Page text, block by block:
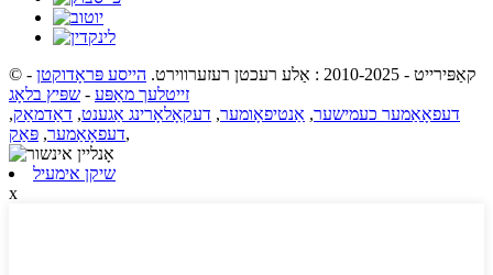
© קאַפּירייט - 2010-2025 : אַלע רעכטן רעזערווירט. הייסע פּראָדוקטן -
זייטלעך מאַפּע - שפּיץ בלאָג
דעפאָאַמער כעמישער, אַנטיפאָומער, דעקאָלאָרינג אַגענט, דאַדמאַק,
דעפאָאַמער, פּאַק ,
שיקן אימעיל
x